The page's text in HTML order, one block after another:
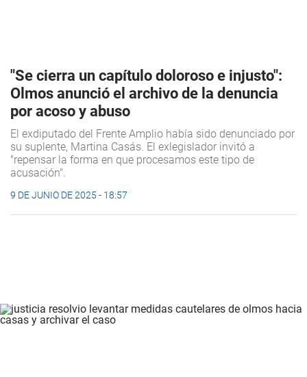
"Se cierra un capítulo doloroso e injusto":
Olmos anunció el archivo de la denuncia
por acoso y abuso
El exdiputado del Frente Amplio había sido denunciado por
su suplente, Martina Casás. El exlegislador invitó a
"repensar la forma en que procesamos este tipo de
acusación".
9 DE JUNIO DE 2025 - 18:57